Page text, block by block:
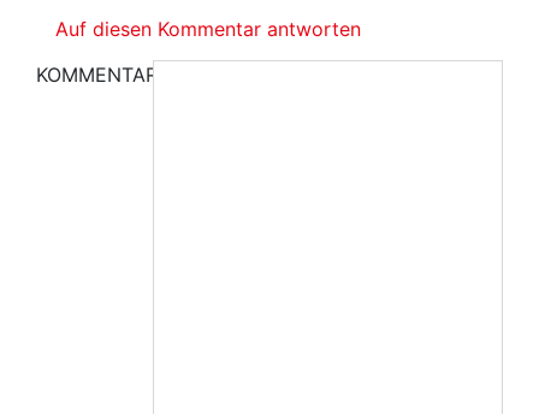
Auf diesen Kommentar antworten
KOMMENTAR